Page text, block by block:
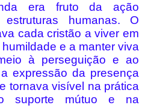
era fruto da ação
humanas. O
cada cristão a viver em
e a manter viva
à perseguição e ao
expressão da presença
tornava visível na prática
suporte mútuo e na